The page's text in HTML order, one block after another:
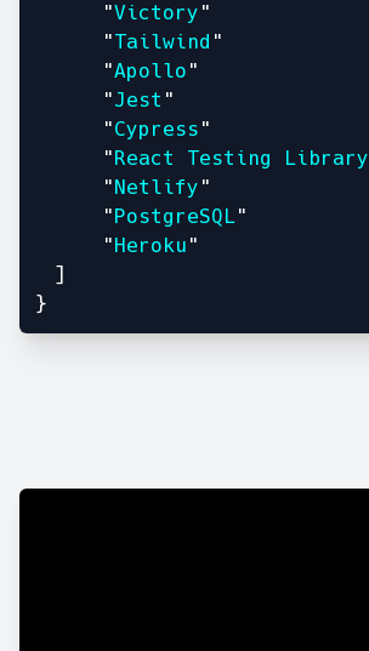
"Victory "
"Tailwind "
"Apollo "
"Jest "
"Cypress "
"React Testing Library
"Netlify "
"PostgreSQL"
"Heroku "
]
}